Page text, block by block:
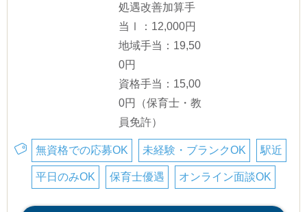
処遇改善加算手
当Ⅰ：12,000円
地域手当：19,50
0円
資格手当：15,00
0円（保育士・教
員免許）
無資格での応募OK 未経験・ブランクOK 駅近
平日のみOK 保育士優遇 オンライン面談OK